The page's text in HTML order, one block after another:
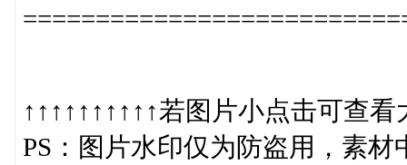
↑↑↑↑↑↑↑↑↑↑若图片小点击可查看
PS：图片水印仅为防盗用，素材